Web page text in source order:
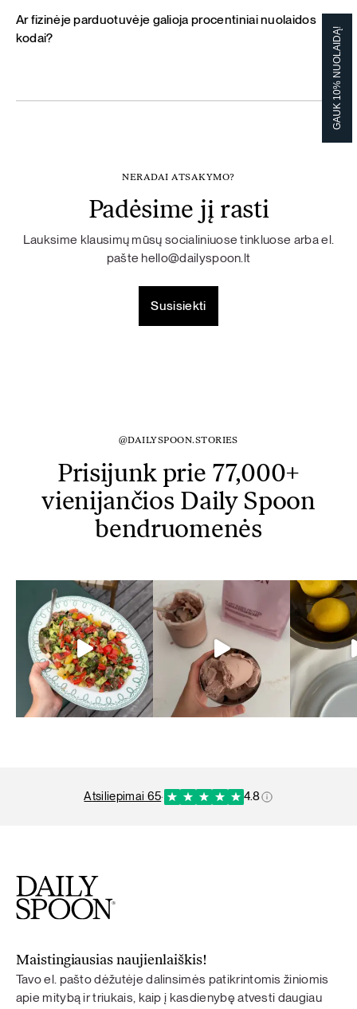
Ar fizinėje parduotuvėje galioja procentiniai nuolaidos
kodai?
NERADAI ATSAKYMO?
Padėsime jį rasti
Lauksime klausimų mūsų socialiniuose tinkluose arba el.
pašte hello@dailyspoon.lt
Susisiekti
@DAILYSPOON.STORIES
Prisijunk prie 77,000+
vienijančios Daily Spoon
bendruomenės
atsiliepimai 65· 4.8
Maistingiausias naujienlaiškis!
Tavo el. pašto dėžutėje dalinsimės patikrintomis žiniomis
apie mitybą ir triukais, kaip į kasdienybę atvesti daugiau
GAUK 10% NUOLAIDĄ!